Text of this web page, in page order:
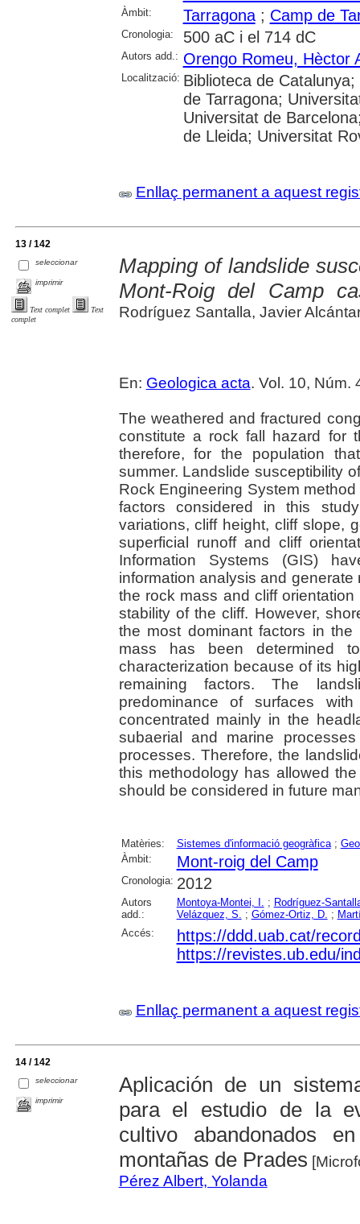
Àmbit: Tarragona; Camp de
Cronologia: 500 aC i el 714 dC
Autors add.: Orengo Romeu, Hèctor
Localització: Biblioteca de
de Tarragona;
Universitat de
de Lleida; Universitat
Enllaç permanent a aquest
13 / 142
seleccionar
imprimir
Text complet
Text
complet
Mapping of landslide
Mont-Roig del Camp
Rodríguez Santalla, Javier
En: Geologica acta. Vol. 10, Núm.
The weathered and fractured
constitute a rock fall hazard for
therefore, for the population
summer. Landslide susceptibility
Rock Engineering System
factors considered in this
variations, cliff height, cliff slope,
superficial runoff and cliff
Information Systems (GIS)
information analysis and
the rock mass and cliff
stability of the cliff. However,
the most dominant factors in
mass has been determined
characterization because of its
remaining factors. The
predominance of surfaces
concentrated mainly in the
subaerial and marine
processes. Therefore, the
this methodology has allowed
should be considered in future
Matèries: Sistemes d'informació geogràfica;
Àmbit:
Mont-roig del Camp
Cronologia: 2012
Autors
add.:
Montoya-Montei, I. ; Rodríguez-
Velázquez, S. ; Gómez-Ortiz, D. ;
Accés:
https://ddd.uab.cat/
https://revistes.ub.edu/
Enllaç permanent a aquest
14 / 142
seleccionar
imprimir
Aplicación de un
para el estudio de la
cultivo abandonados
montañas de Prades
Pérez Albert, Yolanda